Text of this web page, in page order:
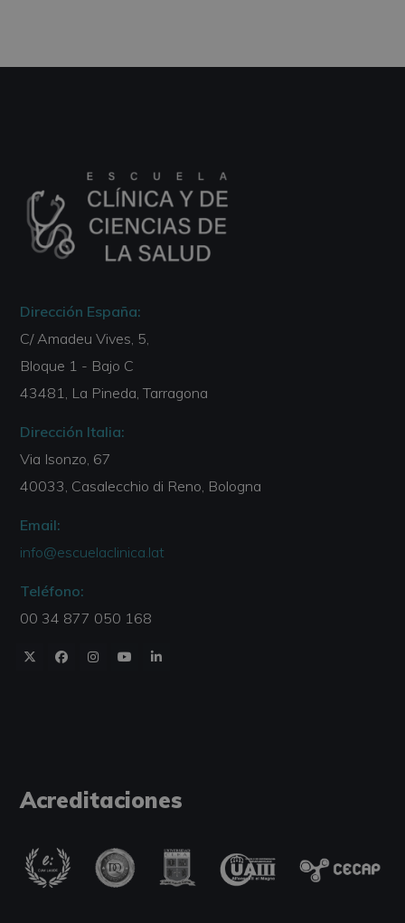
Dirección España:
C/ Amadeu Vives, 5,
Bloque 1 - Bajo C
43481, La Pineda, Tarragona
Dirección Italia:
Via Isonzo, 67
40033, Casalecchio di Reno, Bologna
Email:
info@escuelaclinica.lat
Teléfono:
00 34 877 050 168
Acreditaciones